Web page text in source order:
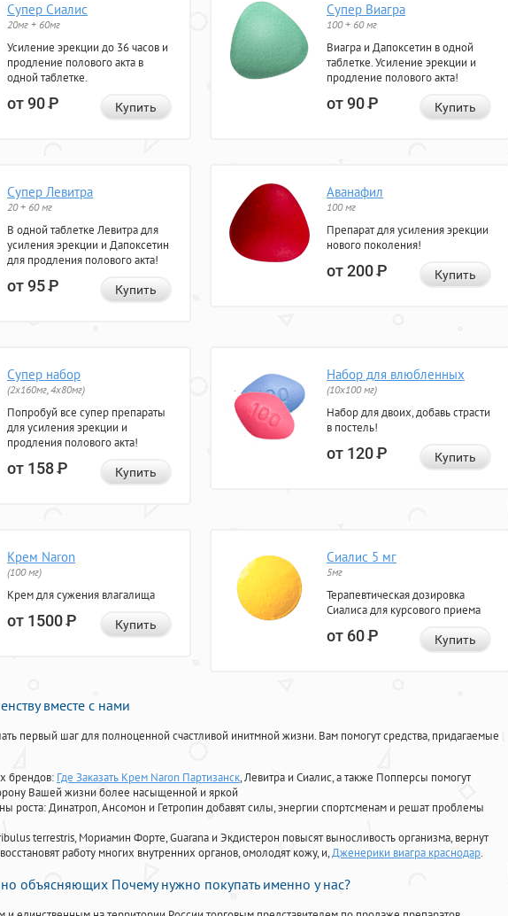
Супер Сиалис
20мг + 60мг
Усиление эрекции до 36 часов и
продление полового акта в
одной таблетке.
от 90Р Купить
Супер Виагра
100 + 60 мг
Виагра и Дапоксетин в одной
таблетке. Усиление эрекции и
продление полового акта!
от 90Р Купить
Супер Левитра
20 + 60 мг
В одной таблетке Левитра для
усиления эрекции и Дапоксетин
для продления полового акта!
от 95Р Купить
Аванафил
100 мг
Препарат для усиления эрекции
нового поколения!
от 200Р Купить
Супер набор
(2х160мг, 4х80мг)
Попробуй все супер препараты
для усиления эрекции и
продления полового акта!
от 158Р Купить
Набор для влюбленных
(10х100 мг)
Набор для двоих, добавь страсти
в постель!
от 120Р Купить
Крем Naron
(100 мг)
Крем для сужения влагалища
от 1500Р Купить
Сиалис 5 мг
5мг
Терапевтическая дозировка
Сиалиса для курсового приема
от 60Р Купить
вместе с нами
первый шаг для полноценной счастливой инитмной жизни. Вам помогут средства, придагаемые
брендов: Где Заказать Крем Naron Партизанск, Левитра и Сиалис, а также Попперсы помогут
Вашей жизни более насыщенной и яркой
роста: Динатроп, Ансомон и Гетропин добавят силы, энергии спортсменам и решат проблемы
terrestris, Мориамин Форте, Guarana и Экдистерон повысят выносливость организма, вернут
работу многих внутренних органов, омолодят кожу, и,Дженерики виагра краснодар.
объясняющих Почему нужно покупать именно у нас?